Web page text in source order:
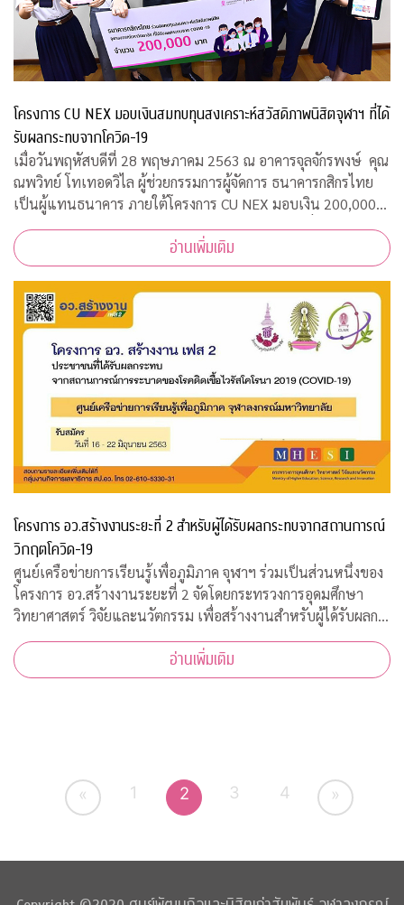
โครงการ CU NEX มอบเงินสมทบทุนสงเคราะห์สวัสดิภาพนิสิตจุฬาฯ ที่ได้
รับผลกระทบจากโควิด-19
เมื่อวันพฤหัสบดีที่ 28 พฤษภาคม 2563 ณ อาคารจุลจักรพงษ์ คุณ
ณพวิทย์ โทเทอดวิไล ผู้ช่วยกรรมการผู้จัดการ ธนาคารกสิกรไทย
เป็นผู้แทนธนาคาร ภายใต้โครงการ CU NEX มอบเงิน 200,000
บาท ร่วมสมทบทุนสงเคราะห์สวัสดิภาพนิสิตจุฬาฯ ที่ได้รับผลกระ
ทบจากการแพร่ระบาดของเชื้อไอ่านเพิ่มเติม
โครงการ อว.สร้างงานระยะที่ 2 สำหรับผู้ได้รับผลกระทบจากสถานการณ์
วิกฤตโควิด-19
ศูนย์เครือข่ายการเรียนรู้เพื่อภูมิภาค จุฬาฯ ร่วมเป็นส่วนหนึ่งของ
โครงการ อว.สร้างงานระยะที่ 2 จัดโดยกระทรวงการอุดมศึกษา
วิทยาศาสตร์ วิจัยและนวัตกรรม เพื่อสร้างงานสำหรับผู้ได้รับผลก
ระทบจากสถานการณ์วิกฤตโควิด-19 เปิดรับสมัครประชาชนทั่วไป
จำนวน 200 อัตรา
อ่านเพิ่มเติม
« 1 2 3 4 »